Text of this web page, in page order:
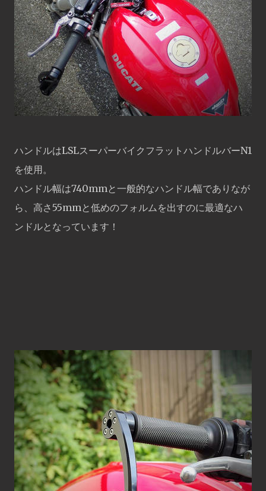
ハンドルはLSLスーパーバイクフラットハンドルバーN1
を使用。
ハンドル幅は740mmと一般的なハンドル幅でありなが
ら、高さ55mmと低めのフォルムを出すのに最適なハ
ンドルとなっています！